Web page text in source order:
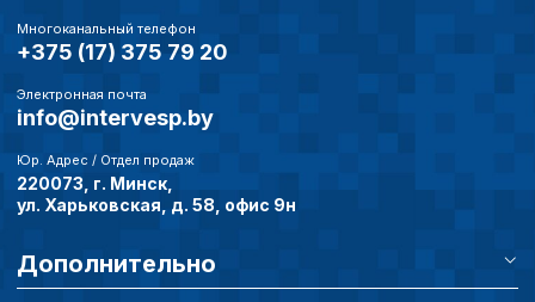
Многоканальный телефон
+375 (17) 375 79 20
Электронная почта
info@intervesp.by
Юр. Адрес / Отдел продаж
220073, г. Минск,
ул. Харьковская, д. 58, офис 9н
Дополнительно